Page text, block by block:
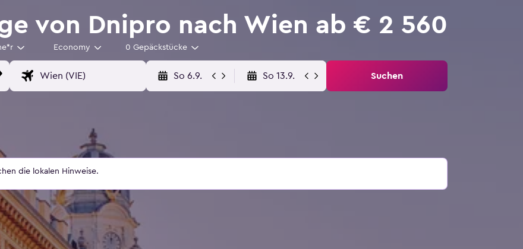
von Dnipro nach Wien ab € 2 560
Economy 0 Gepäckstücke
So 6.9. So 13.9. Suchen
die lokalen Hinweise.